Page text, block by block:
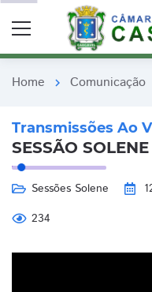
Home chevron_right Comunicação
Transmissões Ao
SESSÃO
Sessões Solene
234